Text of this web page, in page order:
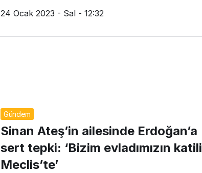
24 Ocak 2023 - Sal - 12:32
Gündem
Sinan Ateş’in ailesinde Erdoğan’a
sert tepki: ‘Bizim evladımızın katili
Meclis’te’